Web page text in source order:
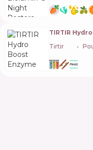
TIRTIR
Tirtir